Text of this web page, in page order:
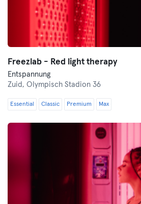
Freezlab - Red light therapy
Entspannung
Zuid, Olympisch Stadion 36
Essential Classic Premium Max